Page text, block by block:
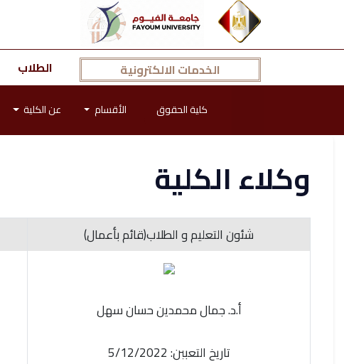
الخدمات الالكترونية الطلاب
كلية الحقوق الأقسام عن الكلية
وكلاء الكلية
شئون التعليم و الطلاب(قائم بأعمال)
أ.د. جمال محمدين حسان سهل
تاريخ التعببن: 5/12/2022